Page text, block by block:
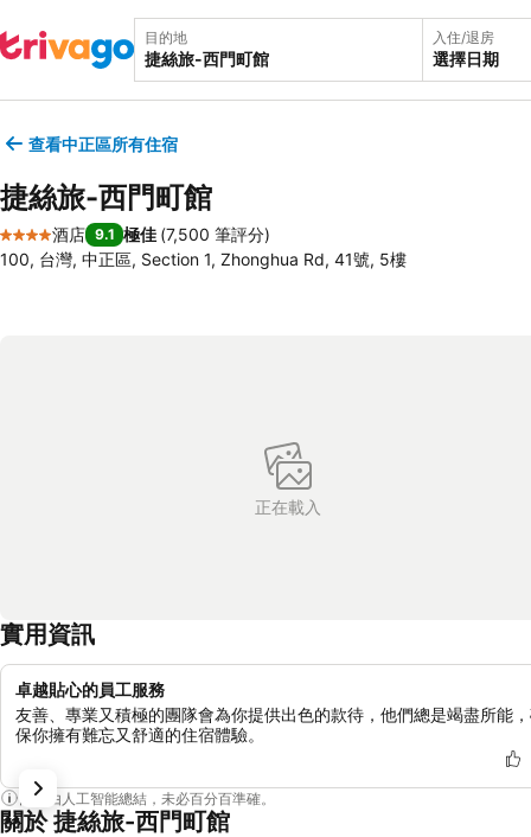
目的地 入住/退房
選擇日期
查看中正區所有住宿
捷絲旅-西門町館
4 星級
酒店 9.1 極佳 (7,500 筆評分)
100, 台灣, 中正區, Section 1, Zhonghua Rd, 41號, 5樓
正在載入
實用資訊
卓越貼心的員工服務
友善、專業又積極的團隊會為你提供出色的款待，他們總是竭盡所能
保你擁有難忘又舒適的住宿體驗。
內容由人工智能總結，未必百分百準確。
關於 捷絲旅-西門町館